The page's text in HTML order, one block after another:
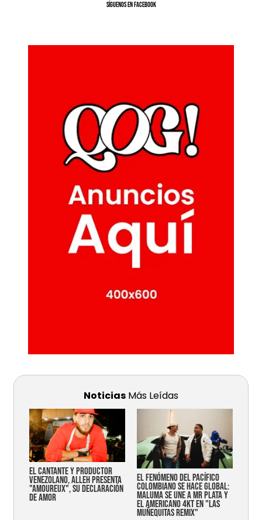
SíGUENOS EN FACEBOOK
Noticias Más Leídas
EL CANTANTE Y PRODUCTOR
VENEZOLANO, ALLEH PRESENTA
"AMOUREUX", SU DECLARACIÓN
DE AMOR
EL FENÓMENO DEL PACÍFICO
COLOMBIANO SE HACE GLOBAL:
MALUMA SE UNE A MR PLATA Y
EL AMERICANO 4KT EN "LAS
MUÑEQUITAS REMIX"